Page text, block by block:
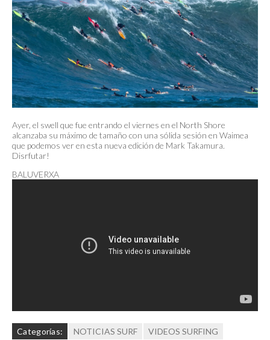
Ayer, el swell que fue entrando el viernes en el North Shore
alcanzaba su máximo de tamaño con una sólida sesión en Waimea
que podemos ver en esta nueva edición de Mark Takamura.
Disrfutar!
BALUVERXA
Categorías: NOTICIAS SURF VIDEOS SURFING